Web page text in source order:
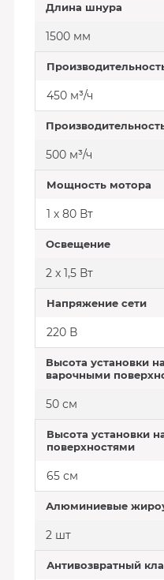
Длина шнура
1500 мм
450 м³/ч
500 м³/ч
Мощность мотора
1 х 80 Вт
Освещение
2 x 1,5 Вт
Напряжение сети
220 В
Высота установки
варочными
50 см
Высота установки
поверхностями
65 см
Алюминиевые
2 шт
Антивозвратный